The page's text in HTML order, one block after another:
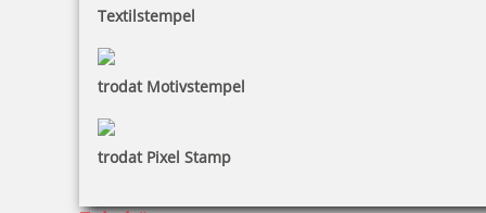
Textilstempel
trodat Motivstempel
trodat Pixel Stamp